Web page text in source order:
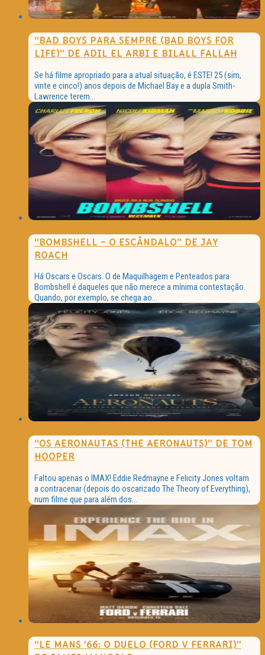
“BAD BOYS PARA SEMPRE (BAD BOYS FOR
LIFE)” DE ADIL EL ARBI E BILALL FALLAH
Se há filme apropriado para a atual situação, é ESTE! 25 (sim,
vinte e cinco!) anos depois de Michael Bay e a dupla Smith-
Lawrence terem...
“BOMBSHELL – O ESCÂNDALO” DE JAY
ROACH
Há Oscars e Oscars. O de Maquilhagem e Penteados para
Bombshell é daqueles que não merece a mínima contestação.
Quando, por exemplo, se chega ao...
“OS AERONAUTAS (THE AERONAUTS)” DE TOM
HOOPER
Faltou apenas o IMAX! Eddie Redmayne e Felicity Jones voltam
a contracenar (depois do oscarizado The Theory of Everything),
num filme que para além dos...
“LE MANS ’66: O DUELO (FORD V FERRARI)”